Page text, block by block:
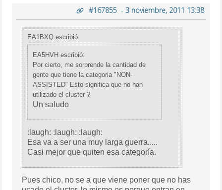
#167855- 3 noviembre, 2011 13:38
EA1BXQ escribió:
EA5HVH escribió:
Por cierto, me sorprende la cantidad de
gente que tiene la categoria "NON-
ASSISTED" Esto significa que no han
utilizado el cluster ?
Un saludo
:laugh: :laugh: :laugh:
Esa va a ser una muy larga guerra.....
Casi mejor que quiten esa categoría.
Pues chico, no se a que viene poner que no has